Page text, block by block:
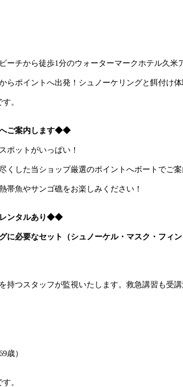
ーチから徒歩1分のウォーターマークホテル久米
らポイントへ出発！シュノーケリングと餌付け体
。
ご案内します◆◆
ポットがいっぱい！
くした当ショップ厳選のポイントへボートでご
帯魚やサンゴ礁をお楽しみください！
ンタルあり◆◆
に必要なセット（シュノーケル・マスク・フィ
持つスタッフが監視いたします。救急講習も受
歳）
。